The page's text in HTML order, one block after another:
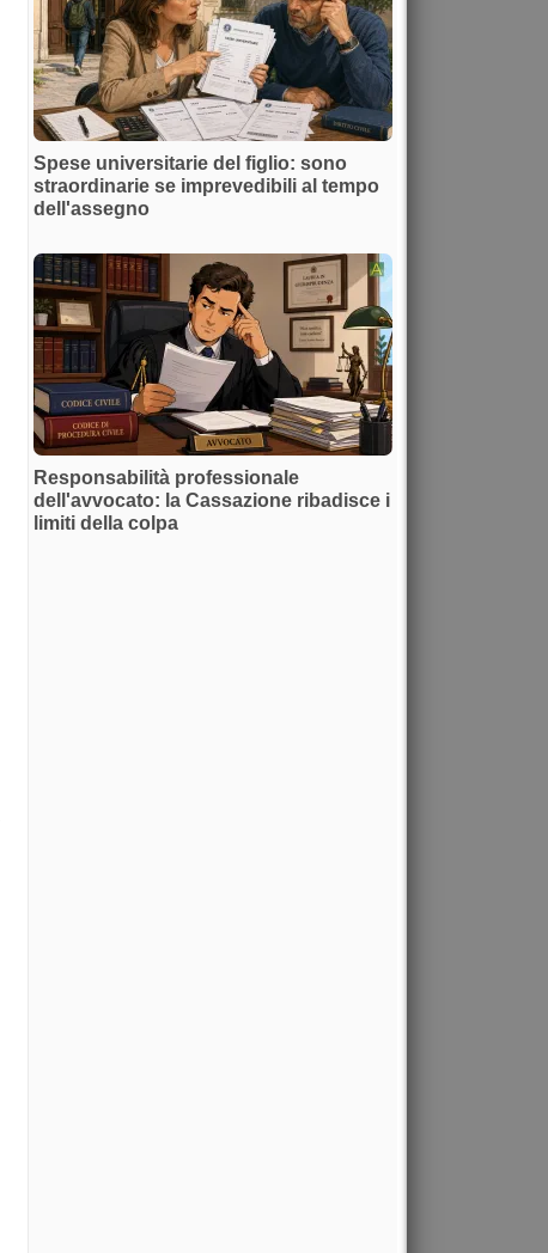
Spese universitarie del figlio: sono
straordinarie se imprevedibili al tempo
dell'assegno
Responsabilità professionale
dell'avvocato: la Cassazione ribadisce i
limiti della colpa